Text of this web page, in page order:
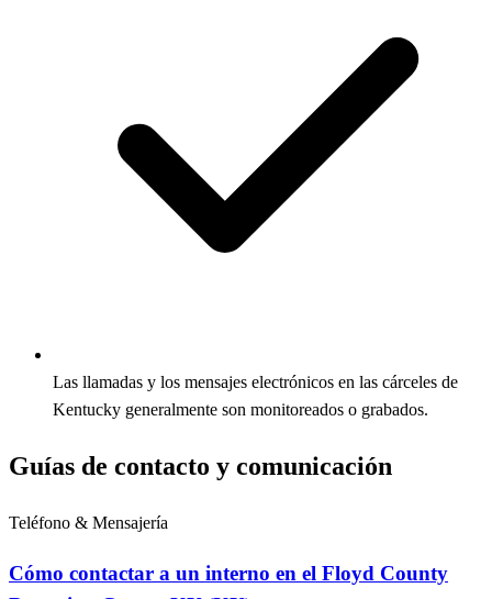
Las llamadas y los mensajes electrónicos en las cárceles de
Kentucky generalmente son monitoreados o grabados.
Guías de contacto y comunicación
Teléfono & Mensajería
Cómo contactar a un interno en el Floyd County